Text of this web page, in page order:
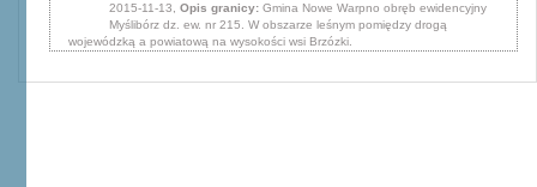
2015-11-13, Opis granicy: Gmina Nowe Warpno obręb ewidencyjny
Myślibórz dz. ew. nr 215. W obszarze leśnym pomiędzy drogą
wojewódzką a powiatową na wysokości wsi Brzózki.